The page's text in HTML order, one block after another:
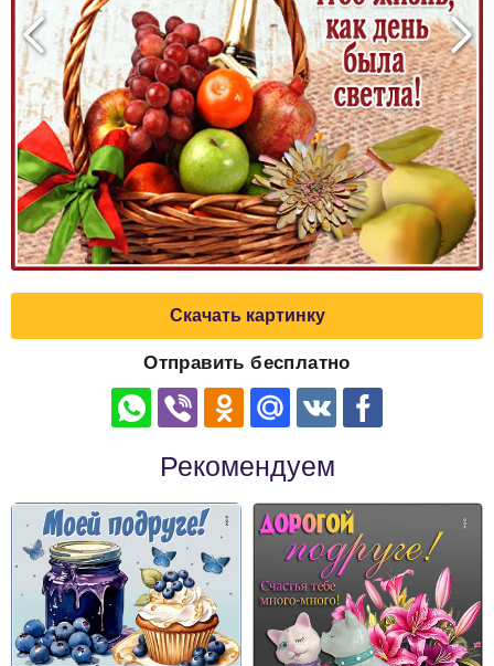
Скачать картинку
Отправить бесплатно
Рекомендуем